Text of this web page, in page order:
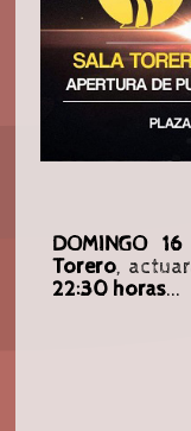
DOMINGO 16
Torero,
22:30 horas...